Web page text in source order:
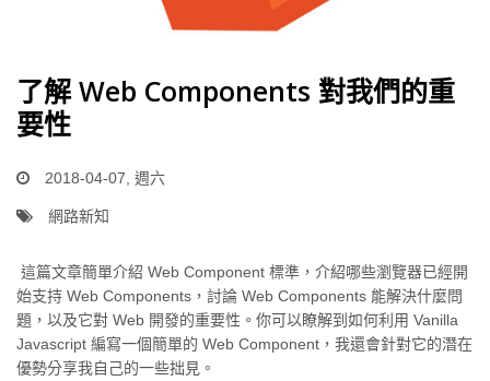
了解 Web Components 對我們的重
要性
2018-04-07, 週六
網路新知
這篇文章簡單介紹 Web Component 標準，介紹哪些瀏覽器已經開
始支持 Web Components，討論 Web Components 能解決什麼問
題，以及它對 Web 開發的重要性。你可以瞭解到如何利用 Vanilla
Javascript 編寫一個簡單的 Web Component，我還會針對它的潛在
優勢分享我自己的一些拙見。